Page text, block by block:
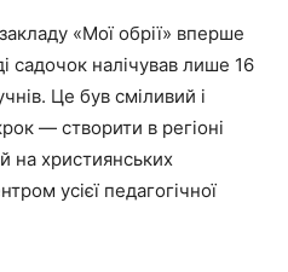
«Мої обрії» вперше
садочок налічував лише 16
Це був сміливий і
— створити в регіоні
на християнських
усієї педагогічної